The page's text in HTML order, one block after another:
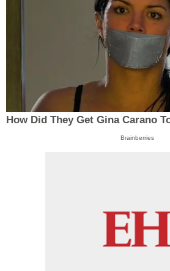
How Did They Get Gina Carano
Brainberries